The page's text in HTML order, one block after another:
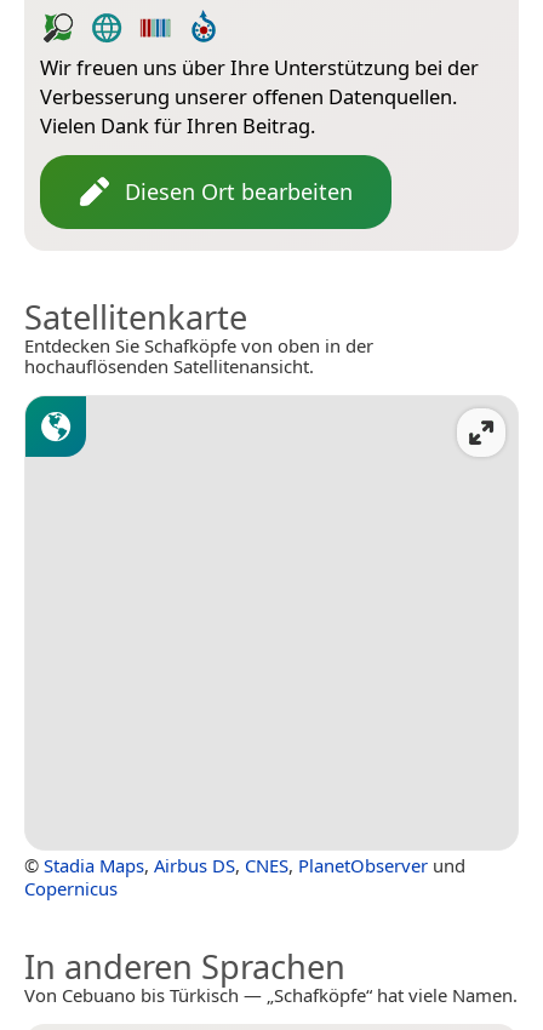
Wir freuen uns über Ihre Unterstützung bei der
Verbesserung unserer offenen Datenquellen.
Vielen Dank für Ihren Beitrag.
Diesen Ort bearbeiten
Satellitenkarte
Entdecken Sie Schafköpfe von oben in der
hochauflösenden Satellitenansicht.
© Stadia Maps, Airbus DS, CNES, PlanetObserver und
Copernicus
In anderen Sprachen
Von Cebuano bis Türkisch — „Schafköpfe“ hat viele Namen.